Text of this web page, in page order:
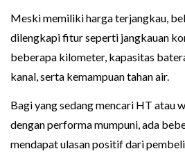
Meski memiliki harga terjangkau,
dilengkapi fitur seperti jangkauan
beberapa kilometer, kapasitas
kanal, serta kemampuan tahan air.
Bagi yang sedang mencari HT atau
dengan performa mumpuni, ada
mendapat ulasan positif dari pembeli